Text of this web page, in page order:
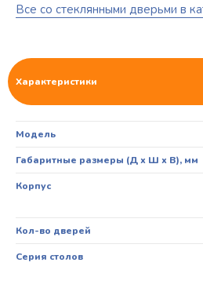
Все со стеклянными дверьми в
Характеристики
Модель
Габаритные размеры (Д х Ш х В), мм
Корпус
Кол-во дверей
Серия столов